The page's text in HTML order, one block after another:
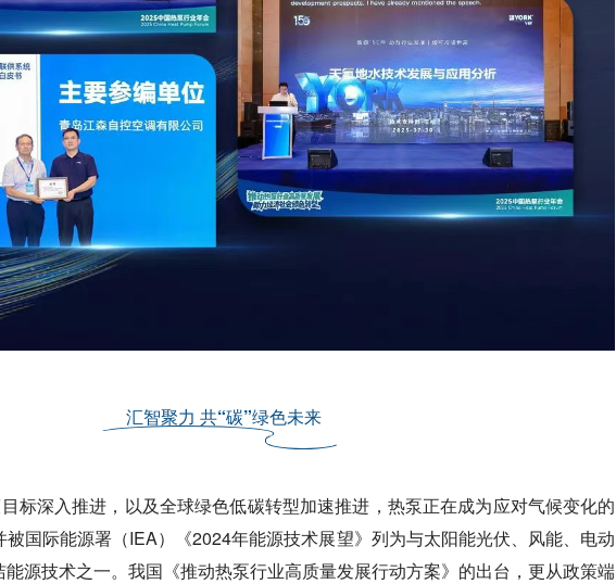
汇智聚力 共“碳”绿色未来
目标深入推进，以及全球绿色低碳转型加速推进，热泵正在成为应对气候变化的
国际能源署（IEA）《2024年能源技术展望》列为与太阳能光伏、风能、电动
源技术之一。我国《推动热泵行业高质量发展行动方案》的出台，更从政策端